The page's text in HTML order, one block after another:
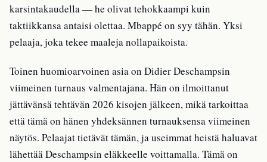
karsintakaudella — he olivat tehokkaampi kuin
taktiikkansa antaisi olettaa. Mbappé on syy tähän. Yksi
pelaaja, joka tekee maaleja nollapaikoista.
Toinen huomioarvoinen asia on Didier Deschampsin
viimeinen turnaus valmentajana. Hän on ilmoittanut
jättävänsä tehtävän 2026 kisojen jälkeen, mikä tarkoittaa
että tämä on hänen yhdeksännen turnauksensa viimeinen
näytös. Pelaajat tietävät tämän, ja useimmat heistä haluavat
lähettää Deschampsin eläkkeelle voittamalla. Tämä on